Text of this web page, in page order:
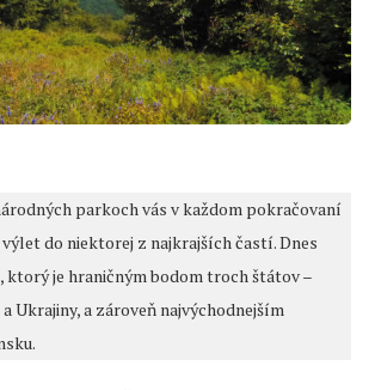
parkoch vás v každom pokračovaní
do niektorej z najkrajších častí. Dnes
ktorý je hraničným bodom troch štátov –
Ukrajiny, a zároveň najvýchodnejším